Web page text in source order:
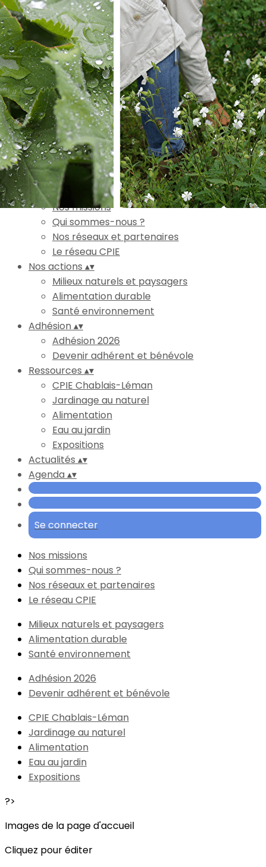
Exporter les lignes sélectionnées
Exporter toutes les colonnes
Exporter uniquement les colonnes affichées
Menu
Ajoutez un logo, un bouton, des réseaux sociaux
Cliquez pour éditer
Accueil▴
L'association
▴▾
Nos missions
Qui sommes-nous ?
Nos réseaux et partenaires
Le réseau CPIE
Nos actions ▴▾
Milieux naturels et paysagers
Alimentation durable
Santé environnement
Adhésion▴▾
Adhésion 2026
Devenir adhérent et bénévole
Ressources ▴▾
CPIE Chablais-Léman
Jardinage au naturel
Alimentation
Eau au jardin
Expositions
Actualités ▴▾
Agenda▴▾
Se connecter
Nos missions
Qui sommes-nous ?
Nos réseaux et partenaires
Le réseau CPIE
Milieux naturels et paysagers
Alimentation durable
Santé environnement
Adhésion 2026
Devenir adhérent et bénévole
CPIE Chablais-Léman
Jardinage au naturel
Alimentation
Eau au jardin
Expositions
?>
Images de la page d'accueil
Cliquez pour éditer